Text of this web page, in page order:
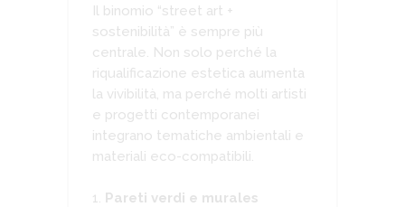
Il binomio “street art +
sostenibilità” è sempre più
centrale. Non solo perché la
riqualificazione estetica aumenta
la vivibilità, ma perché molti artisti
e progetti contemporanei
integrano tematiche ambientali e
materiali eco-compatibili.
Pareti verdi e murales